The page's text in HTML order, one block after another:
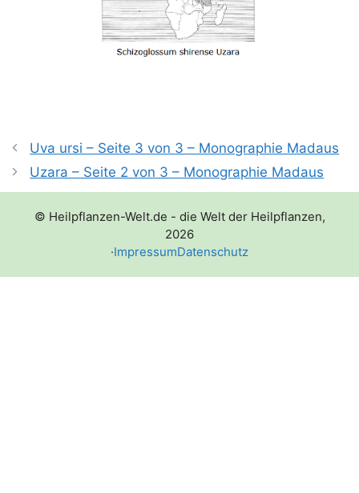
Uva ursi – Seite 3 von 3 – Monographie Madaus
Uzara – Seite 2 von 3 – Monographie Madaus
© Heilpflanzen-Welt.de - die Welt der Heilpflanzen,
2026
·ImpressumDatenschutz